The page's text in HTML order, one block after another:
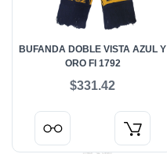
BUFANDA DOBLE VISTA AZUL Y
ORO FI 1792
$331.42